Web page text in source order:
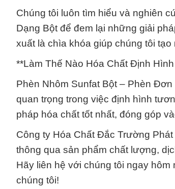
Chúng tôi luôn tìm hiểu và nghiên
Dạng Bột để đem lại những giải
xuất là chìa khóa giúp chúng tôi
**Làm Thế Nào Hóa Chất Định
Phèn Nhôm Sunfat Bột – Phèn
quan trọng trong việc định hình
pháp hóa chất tốt nhất, đóng góp
Công ty Hóa Chất Đắc Trường
thông qua sản phẩm chất lượng,
Hãy liên hệ với chúng tôi ngay
chúng tôi!